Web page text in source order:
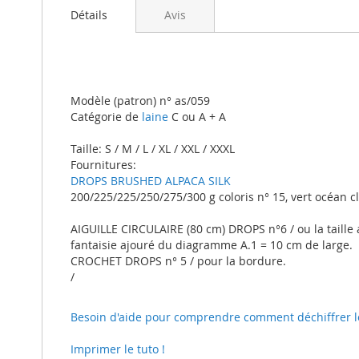
Détails
Modèle (patron) n° as/059
Catégorie de laine C ou A + A
Taille: S / M / L / XL / XXL / XXXL
Fournitures:
DROPS BRUSHED ALPACA SILK
200/225/225/250/275/300 g coloris n° 15, vert océan
AIGUILLE CIRCULAIRE (80 cm) DROPS n°6 / ou la
fantaisie ajouré du diagramme A.1 = 10 cm de large.
CROCHET DROPS n° 5 / pour la bordure.
/
Besoin d'aide pour comprendre comment déchiffrer
Imprimer le tuto !
Avis